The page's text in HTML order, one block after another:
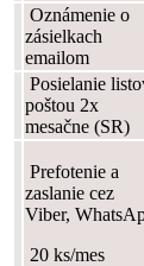
Oznámenie o
zásielkach
emailom
Posielanie
poštou 2x
mesačne (SR)
Prefotenie a
zaslanie cez
Viber,
20 ks/mes